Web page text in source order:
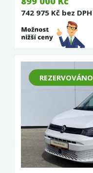
742 975 Kč bez DPH
REZERVOVÁNO